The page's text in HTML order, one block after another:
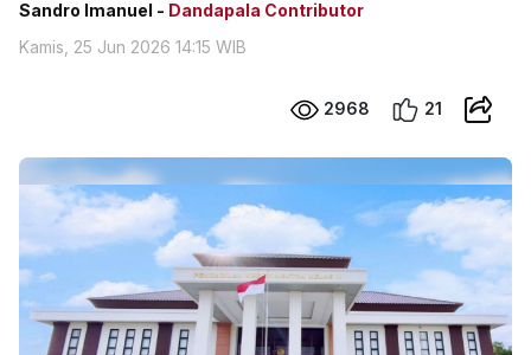
Sandro Imanuel - Dandapala Contributor
Kamis, 25 Jun 2026 14:15 WIB
2968 21